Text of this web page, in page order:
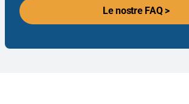
Le nostre FAQ >